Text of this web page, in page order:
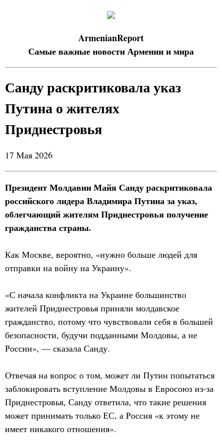
ArmenianReport
Самые важные новости Армении и мира
Санду раскритиковала указ
Путина о жителях
Приднестровья
17 Мая 2026
Президент Молдавии Майя Санду раскритиковала
российского лидера Владимира Путина за указ,
облегчающий жителям Приднестровья получение
гражданства страны.
Как Москве, вероятно, «нужно больше людей для
отправки на войну на Украину».
«С начала конфликта на Украине большинство
жителей Приднестровья приняли молдавское
гражданство, потому что чувствовали себя в большей
безопасности, будучи подданными Молдовы, а не
России», — сказала Санду.
Отвечая на вопрос о том, может ли Путин попытаться
заблокировать вступление Молдовы в Евросоюз из-за
Приднестровья, Санду ответила, что такие решения
может принимать только ЕС, а Россия «к этому не
имеет никакого отношения».